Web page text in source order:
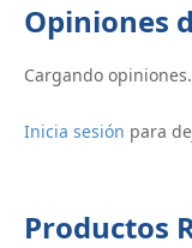
Opiniones
Cargando
Inicia sesión para
Productos